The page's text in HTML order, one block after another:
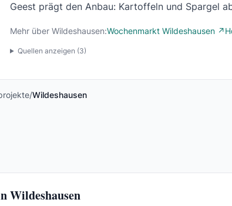
Geest prägt den Anbau: Kartoffeln und Spargel
Mehr über Wildeshausen:Wochenmarkt Wildeshausen ↗
Quellen anzeigen (3)
/Wildeshausen
Wildeshausen